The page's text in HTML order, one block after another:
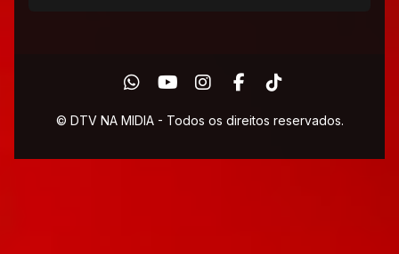
© DTV NA MIDIA - Todos os direitos reservados.